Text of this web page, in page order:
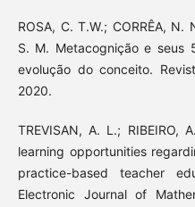
ROSA, C. T.W.; CORRÊA, N.
S. M. Metacognição e seus
evolução do conceito.
2020.
TREVISAN, A. L.; RIBEIRO,
learning opportunities
practice-based teacher
Electronic Journal of